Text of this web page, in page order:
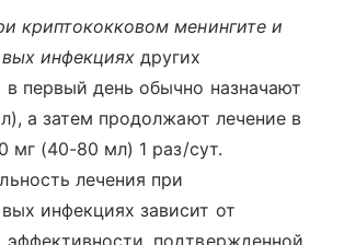
криптококковом менингите и
инфекциях других
в первый день обычно назначают
а затем продолжают лечение в
мг (40-80 мл) 1 раз/сут.
лечения при
инфекциях зависит от
эффективности, подтвержденной